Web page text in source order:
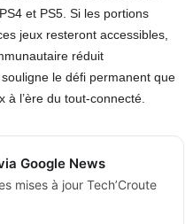
et PS5. Si les portions
jeux resteront accessibles,
réduit
le défi permanent que
l’ère du tout-connecté.
Google News
mises à jour Tech’Croute